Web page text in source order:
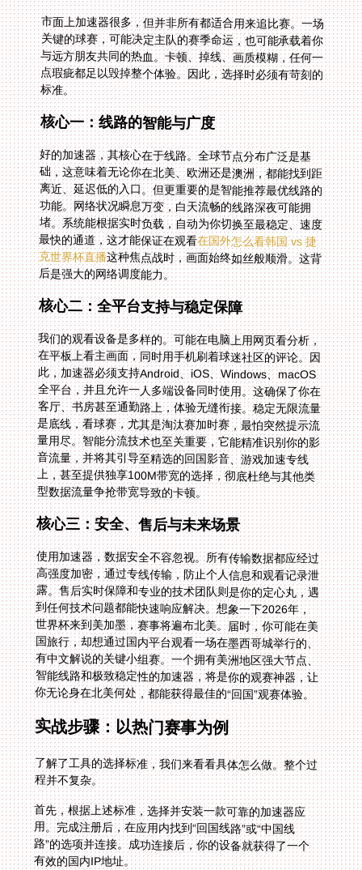
市面上加速器很多，但并非所有都适合用来追比赛。一场
关键的球赛，可能决定主队的赛季命运，也可能承载着你
与远方朋友共同的热血。卡顿、掉线、画质模糊，任何一
点瑕疵都足以毁掉整个体验。因此，选择时必须有苛刻的
标准。
核心一：线路的智能与广度
好的加速器，其核心在于线路。全球节点分布广泛是基
础，这意味着无论你在北美、欧洲还是澳洲，都能找到距
离近、延迟低的入口。但更重要的是智能推荐最优线路的
功能。网络状况瞬息万变，白天流畅的线路深夜可能拥
堵。系统能根据实时负载，自动为你切换至最稳定、速度
最快的通道，这才能保证在观看在国外怎么看韩国 vs 捷
克世界杯直播这种焦点战时，画面始终如丝般顺滑。这背
后是强大的网络调度能力。
核心二：全平台支持与稳定保障
我们的观看设备是多样的。可能在电脑上用网页看分析，
在平板上看主画面，同时用手机刷着球迷社区的评论。因
此，加速器必须支持Android、iOS、Windows、macOS
全平台，并且允许一人多端设备同时使用。这确保了你在
客厅、书房甚至通勤路上，体验无缝衔接。稳定无限流量
是底线，看球赛，尤其是淘汰赛加时赛，最怕突然提示流
量用尽。智能分流技术也至关重要，它能精准识别你的影
音流量，并将其引导至精选的回国影音、游戏加速专线
上，甚至提供独享100M带宽的选择，彻底杜绝与其他类
型数据流量争抢带宽导致的卡顿。
核心三：安全、售后与未来场景
使用加速器，数据安全不容忽视。所有传输数据都应经过
高强度加密，通过专线传输，防止个人信息和观看记录泄
露。售后实时保障和专业的技术团队则是你的定心丸，遇
到任何技术问题都能快速响应解决。想象一下2026年，
世界杯来到美加墨，赛事将遍布北美。届时，你可能在美
国旅行，却想通过国内平台观看一场在墨西哥城举行的、
有中文解说的关键小组赛。一个拥有美洲地区强大节点、
智能线路和极致稳定性的加速器，将是你的观赛神器，让
你无论身在北美何处，都能获得最佳的“回国”观赛体验。
实战步骤：以热门赛事为例
了解了工具的选择标准，我们来看看具体怎么做。整个过
程并不复杂。
首先，根据上述标准，选择并安装一款可靠的加速器应
用。完成注册后，在应用内找到“回国线路”或“中国线
路”的选项并连接。成功连接后，你的设备就获得了一个
有效的国内IP地址。